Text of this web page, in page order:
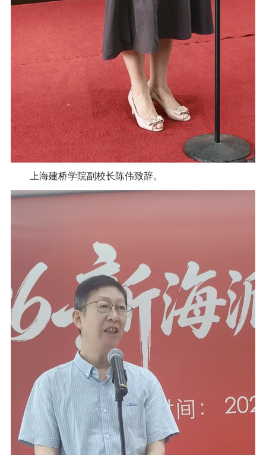
上海建桥学院副校长陈伟致辞。